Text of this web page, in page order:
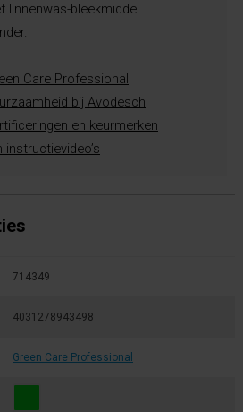
linnenwas-bleekmiddel
Care Professional
bij Avodesch
en keurmerken
instructievideo’s
714349
4031278943498
Green Care Professional